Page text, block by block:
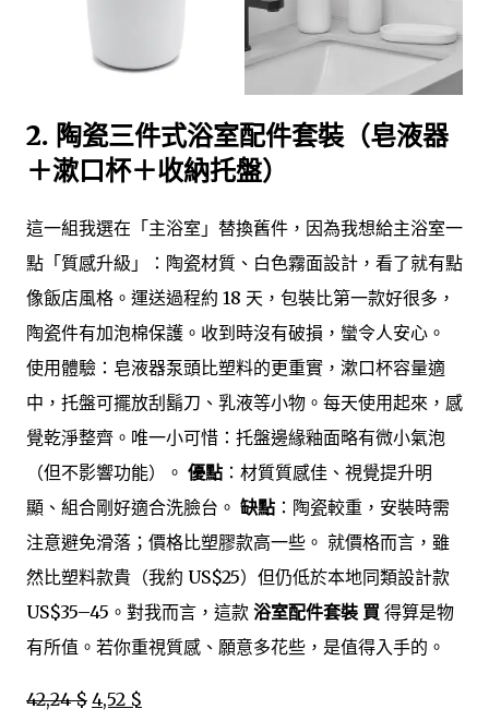
2. 陶瓷三件式浴室配件套裝（皂液器
＋漱口杯＋收納托盤）
這一組我選在「主浴室」替換舊件，因為我想給主浴室一
點「質感升級」：陶瓷材質、白色霧面設計，看了就有點
像飯店風格。運送過程約 18 天，包裝比第一款好很多，
陶瓷件有加泡棉保護。收到時沒有破損，蠻令人安心。
使用體驗：皂液器泵頭比塑料的更重實，漱口杯容量適
中，托盤可擺放刮鬍刀、乳液等小物。每天使用起來，感
覺乾淨整齊。唯一小可惜：托盤邊緣釉面略有微小氣泡
（但不影響功能）。 優點 ：材質質感佳、視覺提升明
顯、組合剛好適合洗臉台。 缺點 ：陶瓷較重，安裝時需
注意避免滑落；價格比塑膠款高一些。 就價格而言，雖
然比塑料款貴（我約 US$25）但仍低於本地同類設計款
US$35–45。對我而言，這款 浴室配件套裝 買 得算是物
有所值。若你重視質感、願意多花些，是值得入手的。
42,24 $ 4,52 $